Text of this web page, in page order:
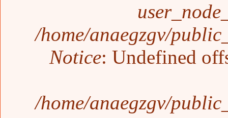
/home/anaegzgv/
Notice: Undefined
/home/anaegzgv/